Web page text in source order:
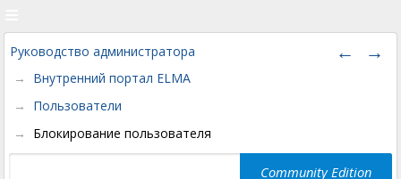
Руководство администратора
Внутренний портал ELMA
Пользователи
Блокирование пользователя